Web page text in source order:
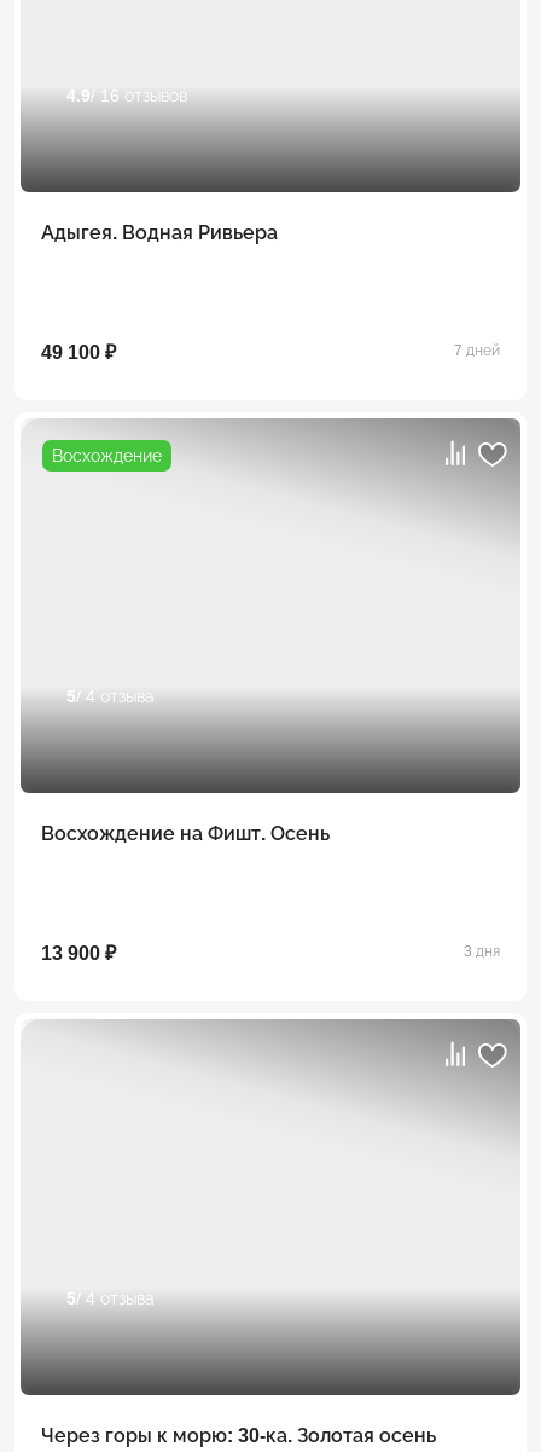
4.9 / 16 отзывов
Адыгея. Водная Ривьера
49 100 ₽ 7 дней
Восхождение
5/ 4 отзыва
Восхождение на Фишт. Осень
13 900 ₽ 3 дня
5/ 4 отзыва
Через горы к морю: 30-ка. Золотая осень